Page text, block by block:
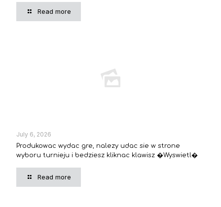
Read more
July 6, 2026
Produkowac wydac gre, nalezy udac sie w strone
wyboru turnieju i bedziesz kliknac klawisz �Wyswietl�
Read more